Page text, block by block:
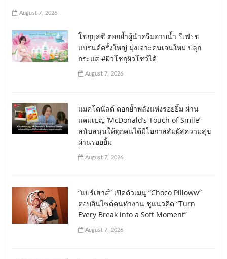
August 7, 2026
โชกุบุสซึ ตอกย้ำผู้นำครีมอาบน้ำ รีเฟรช
แบรนด์ครั้งใหญ่ มุ่งเจาะคนเจนใหม่ ปลุก
กระแส #ผิวโชกุผิวโชว์ได้
August 7, 2026
แมคโดนัลด์ ตอกย้ำพลังแห่งรอยยิ้ม ผ่าน
แคมเปญ ‘McDonald’s Touch of Smile’
สนับสนุนให้ทุกคนได้มีโอกาสสัมผัสความสุข
ผ่านรอยยิ้ม
August 7, 2026
“แบร์เฮาส์” เปิดตัวเมนู “Choco Pilloww”
ตอบอินไซด์คนทำงาน ชูแนวคิด “Turn
Every Break into a Soft Moment”
August 7, 2026